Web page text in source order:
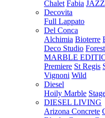
Chalet Fabia JAZZ
Decovita
Full Lappato
Del Conca
Alchimia Bioterre
Deco Studio
MARBLE
Premiere St Regis
Vignoni Wild
Diesel
Hoily Marble
DIESEL LIVING
Arizona Concrete